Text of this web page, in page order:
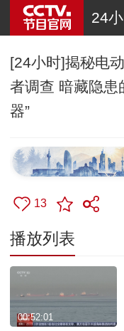
24
[24小时]揭秘电
者调查 暗藏隐患
器”
13
播放列表
00:52:01